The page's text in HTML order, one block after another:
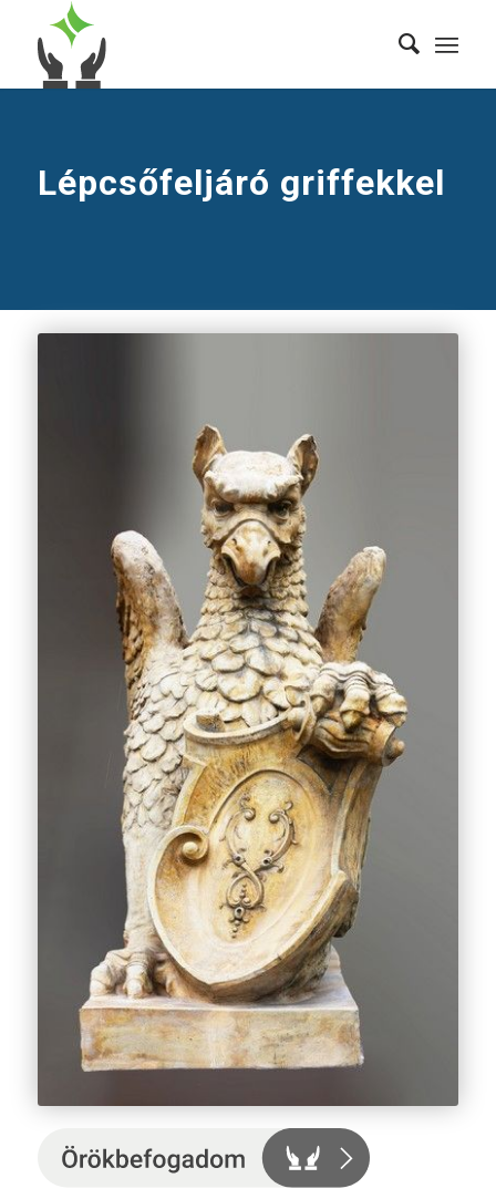
Lépcsőfeljáró griffekkel